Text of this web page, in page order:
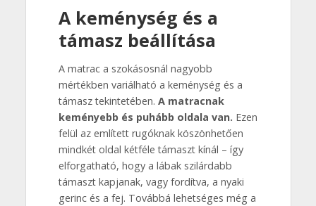
A keménység és a
támasz beállítása
A matrac a szokásosnál nagyobb
mértékben variálható a keménység és a
támasz tekintetében. A matracnak
keményebb és puhább oldala van. Ezen
felül az említett rugóknak köszönhetően
mindkét oldal kétféle támaszt kínál – így
elforgatható, hogy a lábak szilárdabb
támaszt kapjanak, vagy fordítva, a nyaki
gerinc és a fej. Továbbá lehetséges még a